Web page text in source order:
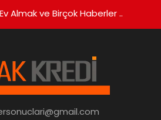
Almak ve Birçok Haberler ..